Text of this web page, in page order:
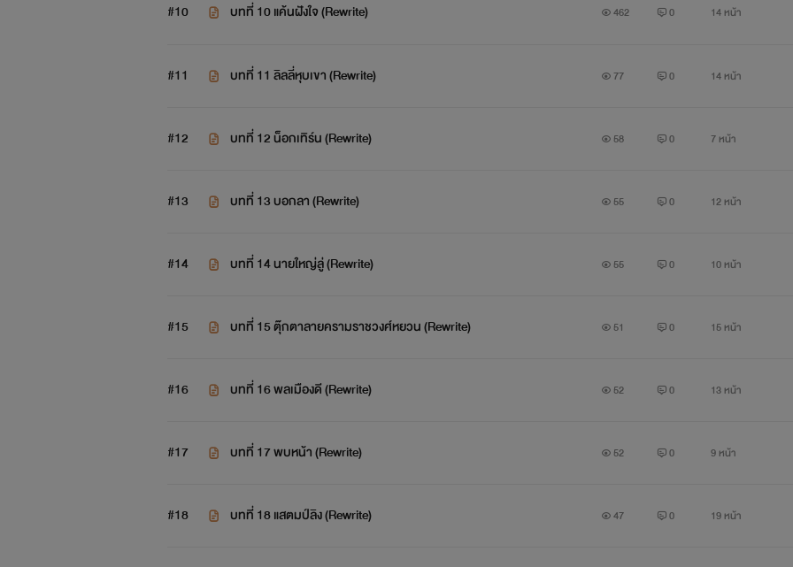
#10 บทที่ 10 แค้นฝังใจ (Rewrite) 462 0 14 หน้า
#11 บทที่ 11 ลิลลี่หุบเขา (Rewrite) 77 0 14 หน้า
#12 บทที่ 12 น็อกเทิร์น (Rewrite) 58 0 7 หน้า
#13 บทที่ 13 บอกลา (Rewrite) 55 0 12 หน้า
#14 บทที่ 14 นายใหญ่ลู่ (Rewrite) 55 0 10 หน้า
#15 บทที่ 15 ตุ๊กตาลายครามราชวงศ์หยวน (Rewrite) 51 0 15 หน้า
#16 บทที่ 16 พลเมืองดี (Rewrite) 52 0 13 หน้า
#17 บทที่ 17 พบหน้า (Rewrite) 52 0 9 หน้า
#18 บทที่ 18 แสตมป์ลิง (Rewrite) 47 0 19 หน้า